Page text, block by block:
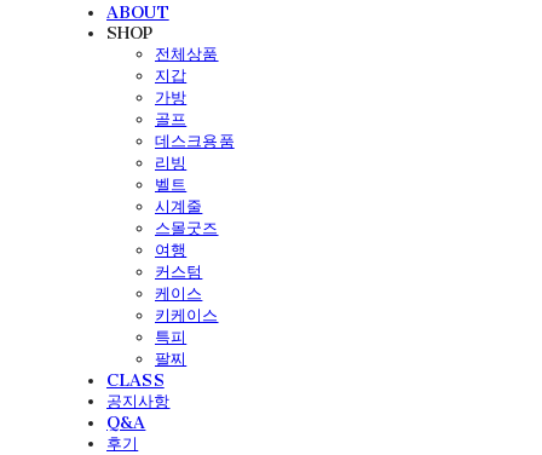
ABOUT
SHOP
전체상품
지갑
가방
골프
데스크용품
리빙
벨트
시계줄
스몰굿즈
여행
커스텀
케이스
키케이스
특피
팔찌
CLASS
공지사항
Q&A
후기